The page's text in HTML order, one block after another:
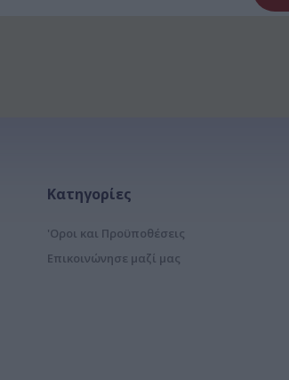
Κατηγορίες
'Οροι και Προϋποθέσεις
Επικοινώνησε μαζί μας